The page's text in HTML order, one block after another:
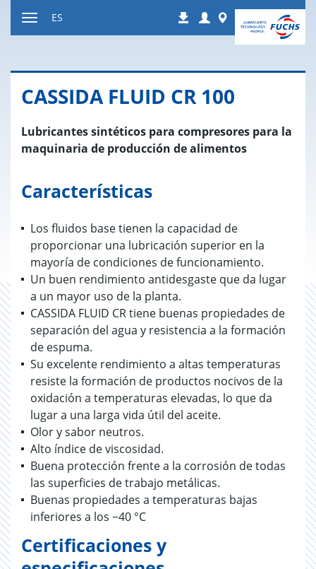
navegación
Descargas
Login Worldwide
ES
CAS­SI­DA FLUID CR 100
Lubricantes sintéticos para compresores para la
maquinaria de producción de alimentos
Características
Los fluidos base tienen la capacidad de
proporcionar una lubricación superior en la
mayoría de condiciones de funcionamiento.
Un buen rendimiento antidesgaste que da lugar
a un mayor uso de la planta.
CASSIDA FLUID CR tiene buenas propiedades de
separación del agua y resistencia a la formación
de espuma.
Su excelente rendimiento a altas temperaturas
resiste la formación de productos nocivos de la
oxidación a temperaturas elevadas, lo que da
lugar a una larga vida útil del aceite.
Olor y sabor neutros.
Alto índice de viscosidad.
Buena protección frente a la corrosión de todas
las superficies de trabajo metálicas.
Buenas propiedades a temperaturas bajas
inferiores a los −40 °C
Certificaciones y